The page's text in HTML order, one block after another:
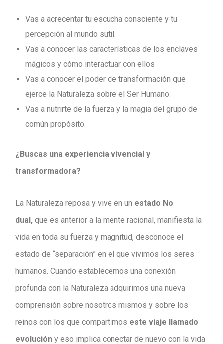
Vas a acrecentar tu escucha consciente y tu
percepción al mundo sutil.
Vas a conocer las características de los enclaves
mágicos y cómo interactuar con ellos
Vas a conocer el poder de transformación que
ejerce la Naturaleza sobre el Ser Humano.
Vas a nutrirte de la fuerza y la magia del grupo de
común propósito.
¿Buscas una experiencia vivencial y
transformadora?
La Naturaleza reposa y vive en un estado No
dual, que es anterior a la mente racional, manifiesta la
vida en toda su fuerza y magnitud, desconoce el
estado de “separación” en el que vivimos los seres
humanos. Cuando establecemos una conexión
profunda con la Naturaleza adquirimos una nueva
comprensión sobre nosotros mismos y sobre los
reinos con los que compartimos este viaje llamado
evolución y eso implica conectar de nuevo con la vida